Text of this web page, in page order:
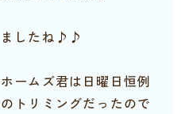
ましたね♪♪
ホームズ君は日曜日恒例
のトリミングだったので